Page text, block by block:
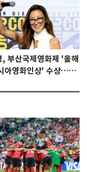
, 부산국제영화제 '올해
아영화인상' 수상…15